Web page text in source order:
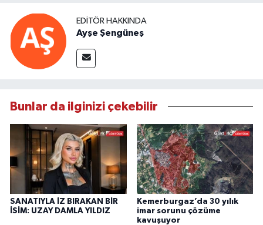
EDITÖR HAKKINDA
Ayşe Şengüneş
Bunlar da ilginizi çekebilir
SANATIYLA İZ BIRAKAN BİR
İSİM: UZAY DAMLA YILDIZ
Kemerburgaz’da 30 yılık
imar sorunu çözüme
kavuşuyor